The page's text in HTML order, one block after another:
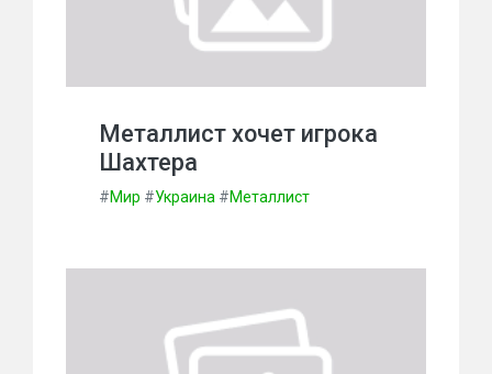
Металлист хочет игрока
Шахтера
#Мир #Украина #Металлист